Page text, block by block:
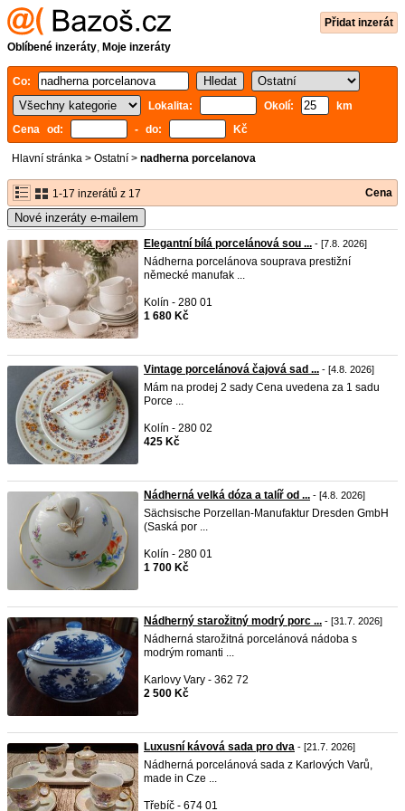
Přidat inzerát
Oblíbené inzeráty, Moje inzeráty
Co:
Lokalita:
Okolí:
km
Cena od:
- do: Kč
Hlavní stránka > Ostatní > nadherna porcelanova
1-17 inzerátů z 17 Cena
Nové inzeráty e-mailem
Elegantní bílá porcelánová sou ... - [7.8. 2026]
Nádherna porcelánova souprava prestižní
německé manufak ...
Kolín - 280 01
1 680 Kč
Vintage porcelánová čajová sad ... - [4.8. 2026]
Mám na prodej 2 sady Cena uvedena za 1 sadu
Porce ...
Kolín - 280 02
425 Kč
Nádherná velká dóza a talíř od ... - [4.8. 2026]
Sächsische Porzellan-Manufaktur Dresden GmbH
(Saská por ...
Kolín - 280 01
1 700 Kč
Nádherný starožitný modrý porc ... - [31.7. 2026]
Nádherná starožitná porcelánová nádoba s
modrým romanti ...
Karlovy Vary - 362 72
2 500 Kč
Luxusní kávová sada pro dva - [21.7. 2026]
Nádherná porcelánová sada z Karlových Varů,
made in Cze ...
Třebíč - 674 01